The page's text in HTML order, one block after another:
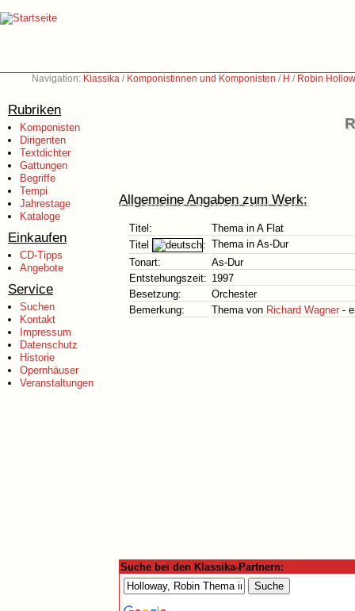
Navigation: Klassika / Komponistinnen und Komponisten / H / Robin
Rubriken
Komponisten
Dirigenten
Textdichter
Gattungen
Begriffe
Tempi
Jahrestage
Kataloge
Einkaufen
CD-Tipps
Angebote
Service
Suchen
Kontakt
Impressum
Datenschutz
Historie
Opernhäuser
Veranstaltungen
Allgemeine Angaben zum Werk:
Titel:
Thema in A Flat
Titel
: Thema in As-Dur
Tonart:
As-Dur
Entstehungszeit: 1997
Besetzung:
Orchester
Bemerkung:
Thema von Richard Wagner -
Suche bei den Klassika-Partnern: